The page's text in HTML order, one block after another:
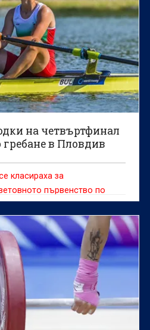
на четвъртфинал
гребане в Пловдив
класираха за
първенство по
до 19 години, което се